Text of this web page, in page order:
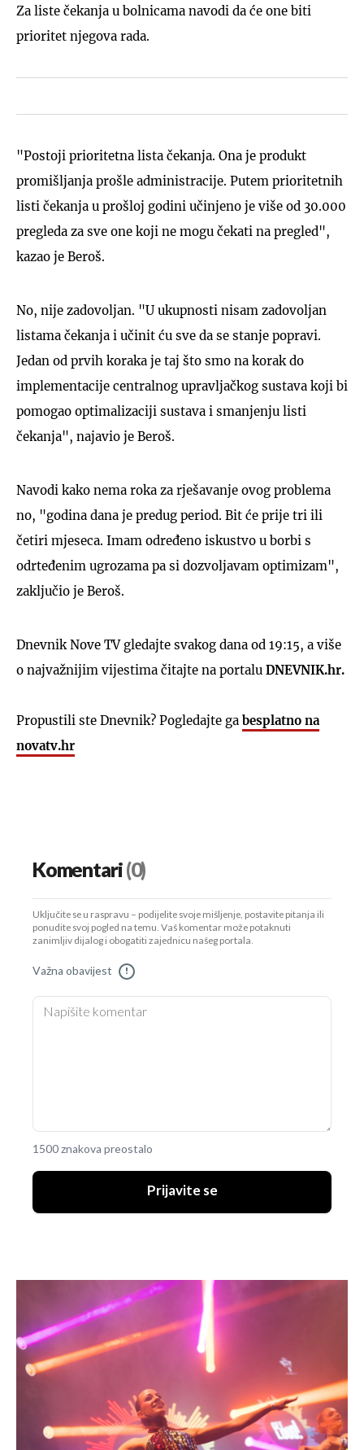
Za liste čekanja u bolnicama navodi da će one biti
prioritet njegova rada.
"Postoji prioritetna lista čekanja. Ona je produkt
promišljanja prošle administracije. Putem prioritetnih
listi čekanja u prošloj godini učinjeno je više od 30.000
pregleda za sve one koji ne mogu čekati na pregled",
kazao je Beroš.
No, nije zadovoljan. "U ukupnosti nisam zadovoljan
listama čekanja i učinit ću sve da se stanje popravi.
Jedan od prvih koraka je taj što smo na korak do
implementacije centralnog upravljačkog sustava koji bi
pomogao optimalizaciji sustava i smanjenju listi
čekanja", najavio je Beroš.
Navodi kako nema roka za rješavanje ovog problema
no, "godina dana je predug period. Bit će prije tri ili
četiri mjeseca. Imam određeno iskustvo u borbi s
odrteđenim ugrozama pa si dozvoljavam optimizam",
zaključio je Beroš.
Dnevnik Nove TV gledajte svakog dana od 19:15, a više
o najvažnijim vijestima čitajte na portalu DNEVNIK.hr.
Propustili ste Dnevnik? Pogledajte ga besplatno na
novatv.hr
Komentari(0)
Uključite se u raspravu – podijelite svoje mišljenje, postavite pitanja ili
ponudite svoj pogled na temu. Vaš komentar može potaknuti
zanimljiv dijalog i obogatiti zajednicu našeg portala.
Važna obavijest !
1500 znakova preostalo
Prijavite se